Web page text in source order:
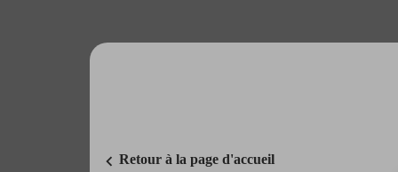
chevron_left Retour à la page d'accueil